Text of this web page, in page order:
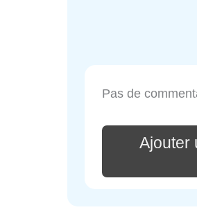
Pas de
Ajouter